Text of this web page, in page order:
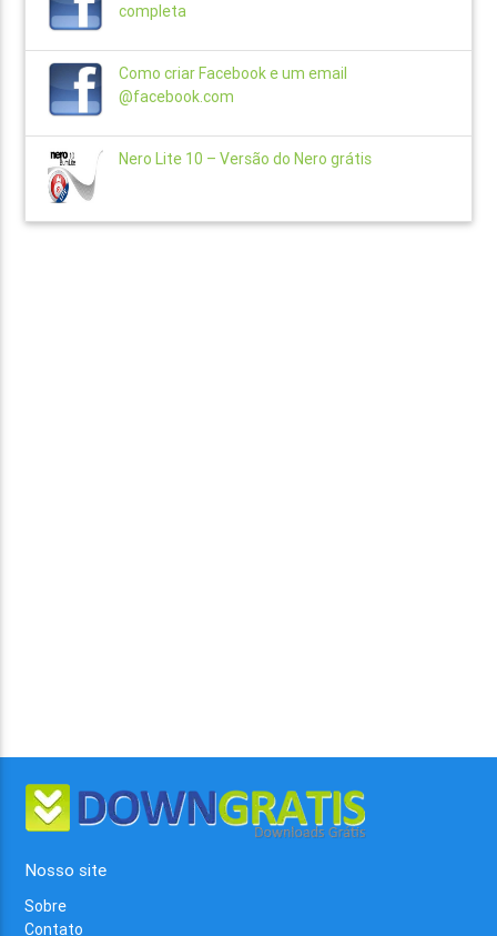
completa
Como criar Facebook e um email
@facebook.com
Nero Lite 10 – Versão do Nero grátis
Nosso site
Sobre
Contato